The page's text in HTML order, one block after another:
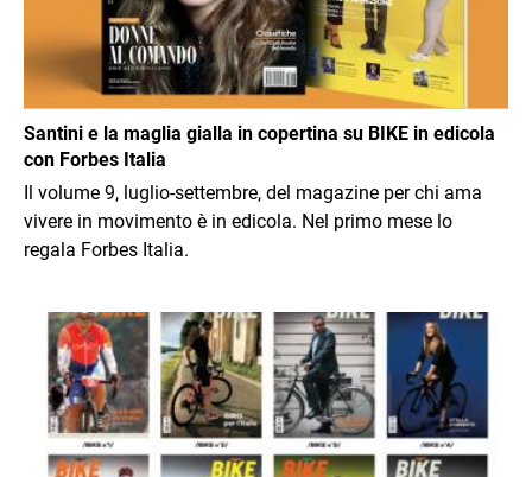
Santini e la maglia gialla in copertina su BIKE in edicola
con Forbes Italia
Il volume 9, luglio-settembre, del magazine per chi ama
vivere in movimento è in edicola. Nel primo mese lo
regala Forbes Italia.
Immagine